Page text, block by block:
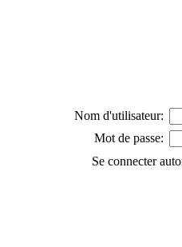
Nom d'utilisateur:
Mot de passe:
Se connecter